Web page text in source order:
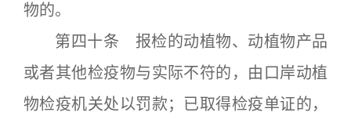
物的。
第四十条 报检的动植物、动植物产品
或者其他检疫物与实际不符的，由口岸动植
物检疫机关处以罚款；已取得检疫单证的，